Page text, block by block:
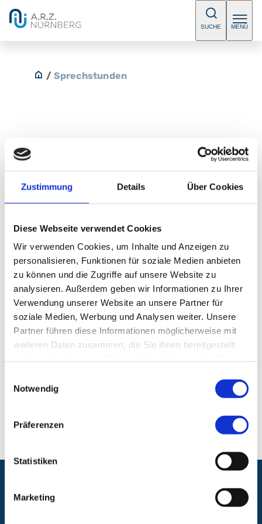
Zustimmung Details Über Cookies
Diese Webseite verwendet Cookies
Wir verwenden Cookies, um Inhalte und Anzeigen zu
personalisieren, Funktionen für soziale Medien anbieten
zu können und die Zugriffe auf unsere Website zu
analysieren. Außerdem geben wir Informationen zu Ihrer
Verwendung unserer Website an unsere Partner für
soziale Medien, Werbung und Analysen weiter. Unsere
Partner führen diese Informationen möglicherweise mit
weiteren Daten zusammen, die Sie ihnen bereitgestellt
Notwendig
Präferenzen
Statistiken
Marketing
SUCHE MENÜ
/ Sprechstunden
Mamma - und interventionelle
Radiologie
Bitte vereinbaren Sie einen Termin.
Institut für Radiologie, Neuroradiologie und
Nuklearmedizin
Klinikum Nürnberg, Campus Süd
Breslauer Str. 201
90471 Nürnberg
Telefon: +49 (0) 911 398-5205 (Campus Süd)
Folgen Sie uns: